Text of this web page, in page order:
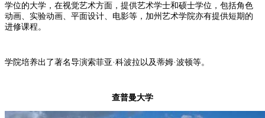
学位的大学，在视觉艺术方面，提供艺术学士和硕士学位，包括角色
动画、实验动画、平面设计、电影等，加州艺术学院亦有提供短期的
进修课程。
学院培养出了著名导演索菲亚·科波拉以及蒂姆·波顿等。
查普曼大学